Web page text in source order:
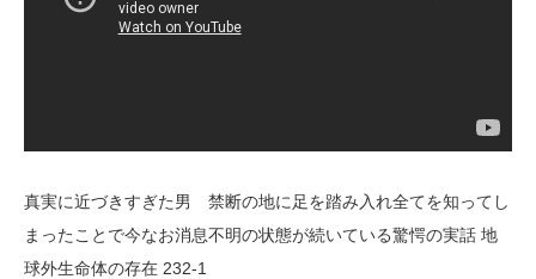
真実に近づきすぎた男 禁断の地に足を踏み入れ全てを知ってし
まったことで今なお消息不明の状態が続いている驚愕の実話 地
球外生命体の存在 232-1